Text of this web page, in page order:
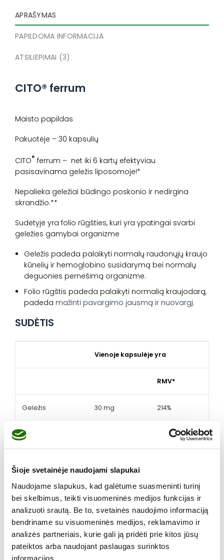
Šioje svetainėje naudojami slapukai
Naudojame slapukus, kad galėtume suasmeninti turinį
bei skelbimus, teikti visuomeninės medijos funkcijas ir
analizuoti srautą. Be to, svetainės naudojimo informaciją
bendriname su visuomeninės medijos, reklamavimo ir
analizės partneriais, kurie gali ją pridėti prie kitos jūsų
pateiktos arba naudojant paslaugas surinktos
informacijos.
APRAŠYMAS
PAPILDOMA INFORMACIJA
ATSILIEPIMAI (3)
CITO® ferrum
Maisto papildas
Pakuotėje – 30 kapsulių
CITO® ferrum – net iki 6 kartų efektyviau
pasisavinama geležis liposomoje!*
Nepalieka geležiai būdingo poskonio ir nedirgina
skrandžio.**
Sudėtyje yra folio rūgšties, kuri yra ypatingai svarbi
geležies gamybai organizme
Geležis padeda palaikyti normalų raudonųjų kraujo
kūnelių ir hemoglobino susidarymą bei normalų
deguonies pernešimą organizme.
Folio rūgštis padeda palaikyti normalią kraujodarą,
padeda mažinti pavargimo jausmą ir nuovargį.
SUDĖTIS
Vienoje kapsulėje yra
RMV*
Geležis 30 mg 214%
Folio rūgštis 200%
krakmolas, geležies pirofosfatas, užpildas lecitinai),
lipnumą reguliuojanti medžiaga celiuliozė, kapsulės
apvalkalas (želatina, dažikliai geležies oksidai),
lipnumą reguliuojančios medžiagos kalcio fosfatai,
riebalų rūgščių magnio druskos ir silicio dioksidas,
pteroilmonoglutamo rūgštis.